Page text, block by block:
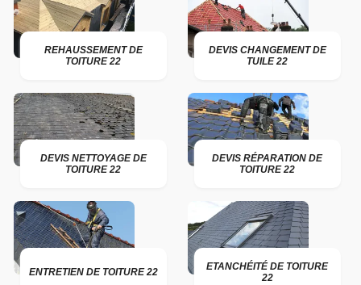
REHAUSSEMENT DE
TOITURE 22
DEVIS CHANGEMENT DE
TUILE 22
DEVIS NETTOYAGE DE
TOITURE 22
DEVIS RÉPARATION DE
TOITURE 22
ENTRETIEN DE TOITURE 22
ETANCHÉITÉ DE TOITURE
22